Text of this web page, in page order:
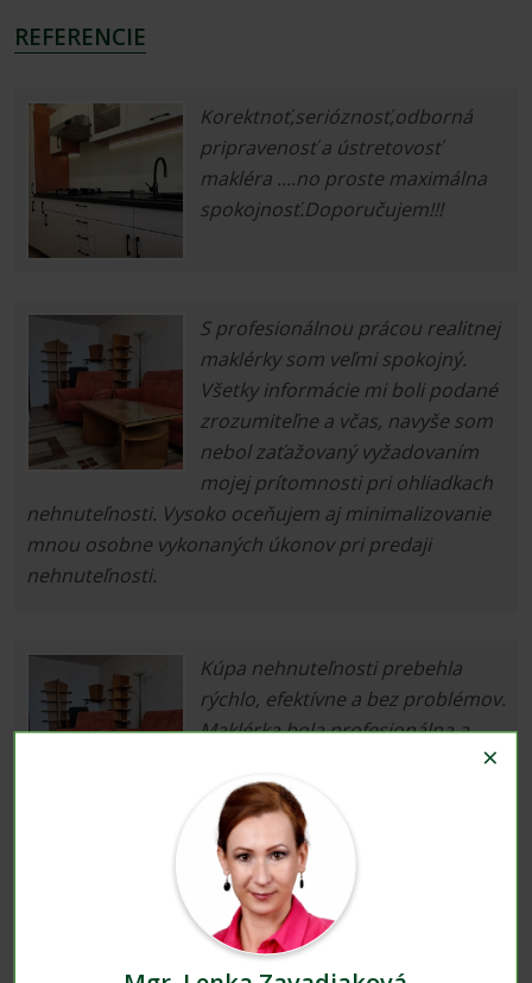
×
REFERENCIE
Korektnoť,serióznosť,odborná
pripravenosť a ústretovosť
makléra ....no proste maximálna
spokojnosť.Doporučujem!!!
S profesionálnou prácou realitnej
maklérky som veľmi spokojný.
Všetky informácie mi boli podané
zrozumiteľne a včas, navyše som
nebol zaťažovaný vyžadovaním
mojej prítomnosti pri ohliadkach
nehnuteľnosti. Vysoko oceňujem aj minimalizovanie
mnou osobne vykonaných úkonov pri predaji
nehnuteľnosti.
Kúpa nehnuteľnosti prebehla
rýchlo, efektívne a bez problémov.
Maklérka bola profesionálna a
úkonmi patriacimi k predaju,
prevodu vlastníckeho práva a
následnému užívaniu nehnuteľnosti. Obzvlášť
oceňujem 3D prehliadku nehnuteľnosti.
Som maximálne spokojný pri